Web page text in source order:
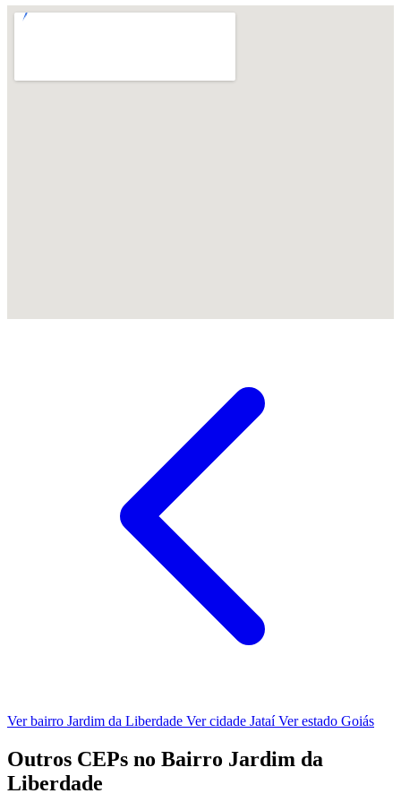
Ver bairro Jardim da Liberdade Ver cidade JataíVer estado Goiás
Outros CEPs no Bairro Jardim da
Liberdade